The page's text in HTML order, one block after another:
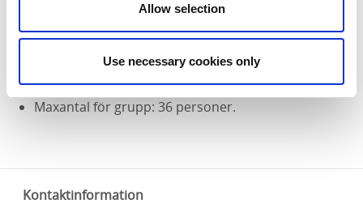
Allow selection
Use necessary cookies only
Grupper kan förboka alla dagar i veckan,
perioden april till oktober.
Reseledare samt chaufför åker med gratis.
Grupppriser: Vuxen SEK 80, barn SEK 50.
Maxantal för grupp: 36 personer.
Kontaktinformation